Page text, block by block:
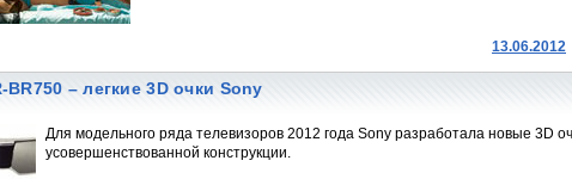
13.06.2012
BR750 – легкие 3D очки Sony
Для модельного ряда телевизоров 2012 года Sony разработала новые 3D
усовершенствованной конструкции.